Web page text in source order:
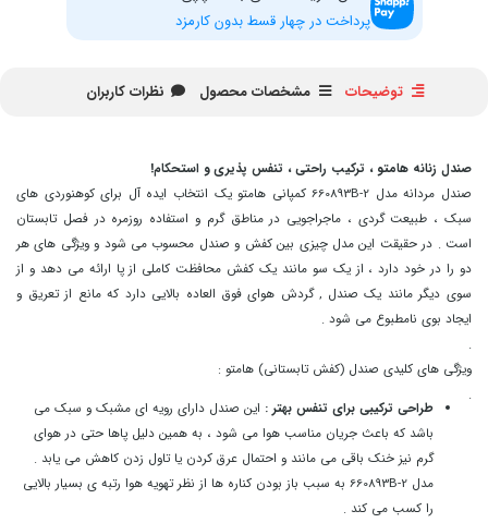
پرداخت در چهار قسط بدون کارمزد
توضیحات مشخصات محصول نظرات کاربران
صندل زنانه هامتو ، ترکیب راحتی ، تنفس پذیری و استحکام!
صندل مردانه مدل 660893B-2 کمپانی هامتو یک انتخاب ایده آل برای کوهنوردی های
سبک ، طبیعت گردی ، ماجراجویی در مناطق گرم و استفاده روزمره در فصل تابستان
است . در حقیقت این مدل چیزی بین کفش و صندل محسوب می شود و ویژگی های هر
دو را در خود دارد ، از یک سو مانند یک کفش محافظت کاملی از پا ارائه می دهد و از
سوی دیگر مانند یک صندل , گردش هوای فوق العاده بالایی دارد که مانع از تعریق و
ایجاد بوی نامطبوع می شود .
.
ویژگی های کلیدی صندل (کفش تابستانی) هامتو :
.
طراحی ترکیبی برای تنفس بهتر : این صندل دارای رویه ای مشبک و سبک می
باشد که باعث جریان مناسب هوا می شود ، به همین دلیل پاها حتی در هوای
گرم نیز خنک باقی می مانند و احتمال عرق کردن یا تاول زدن کاهش می یابد .
مدل 660893B-2 به سبب باز بودن کناره ها از نظر تهویه هوا رتبه ی بسیار بالایی
را کسب می کند .